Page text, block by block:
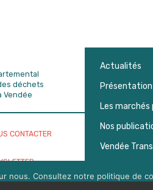
déchets
Vendée
CONTACTER
Actualités
Les marchés
Nos
Vendée
Consultez notre politique de